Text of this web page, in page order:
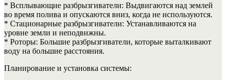
* Всплывающие разбрызгиватели: Выдвигаются над землей
во время полива и опускаются вниз, когда не используются.
* Стационарные разбрызгиватели: Устанавливаются на
уровне земли и неподвижны.
* Роторы: Большие разбрызгиватели, которые выталкивают
воду на большие расстояния.
Планирование и установка системы: